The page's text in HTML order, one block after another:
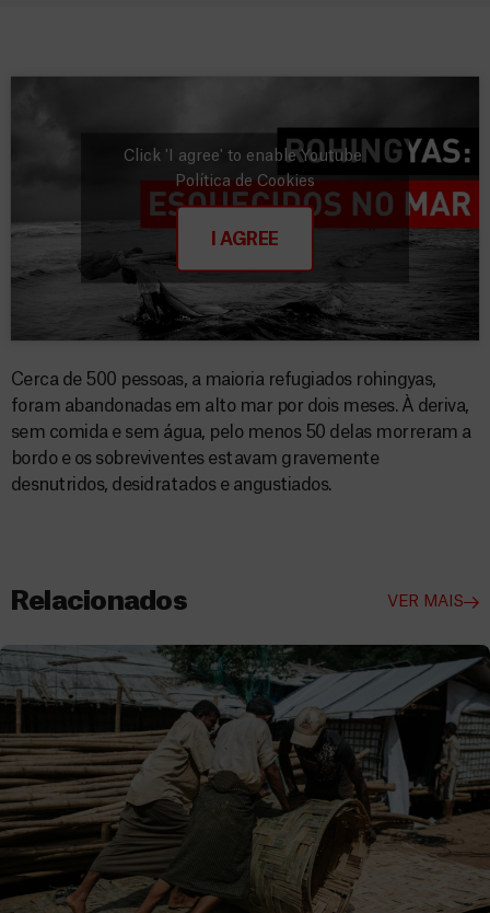
Click 'I agree' to enable Youtube
Política de Cookies
I AGREE
Cerca de 500 pessoas, a maioria refugiados rohingyas,
foram abandonadas em alto mar por dois meses. À deriva,
sem comida e sem água, pelo menos 50 delas morreram a
bordo e os sobreviventes estavam gravemente
desnutridos, desidratados e angustiados.
Relacionados VER MAIS